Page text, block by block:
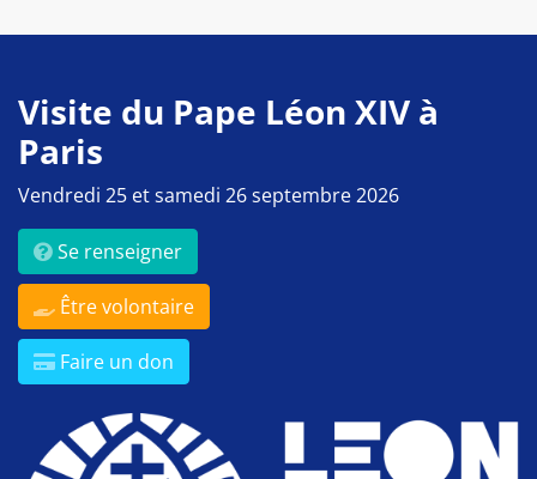
Visite du Pape Léon XIV à
Paris
Vendredi 25 et samedi 26 septembre 2026
Se renseigner
Être volontaire
Faire un don